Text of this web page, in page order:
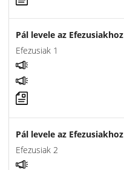
Pál levele az Efezusiakhoz
Efezusiak 1
Pál levele az Efezusiakhoz
Efezusiak 2